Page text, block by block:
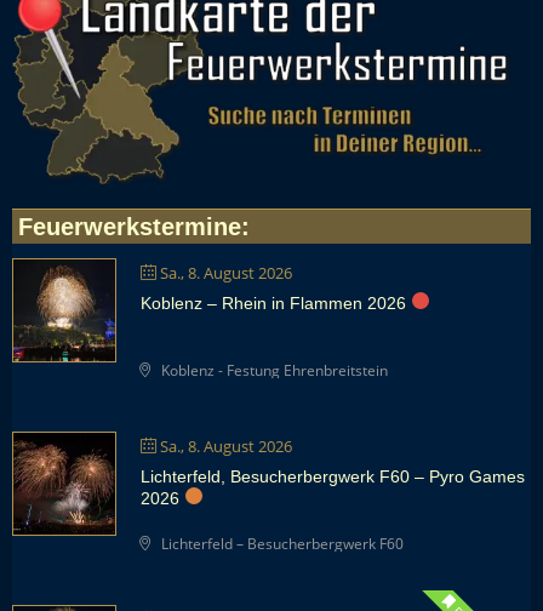
Feuerwerkstermine:
Sa., 8. August 2026
Koblenz – Rhein in Flammen 2026
Koblenz - Festung Ehrenbreitstein
Sa., 8. August 2026
Lichterfeld, Besucherbergwerk F60 – Pyro Games
2026
Lichterfeld – Besucherbergwerk F60